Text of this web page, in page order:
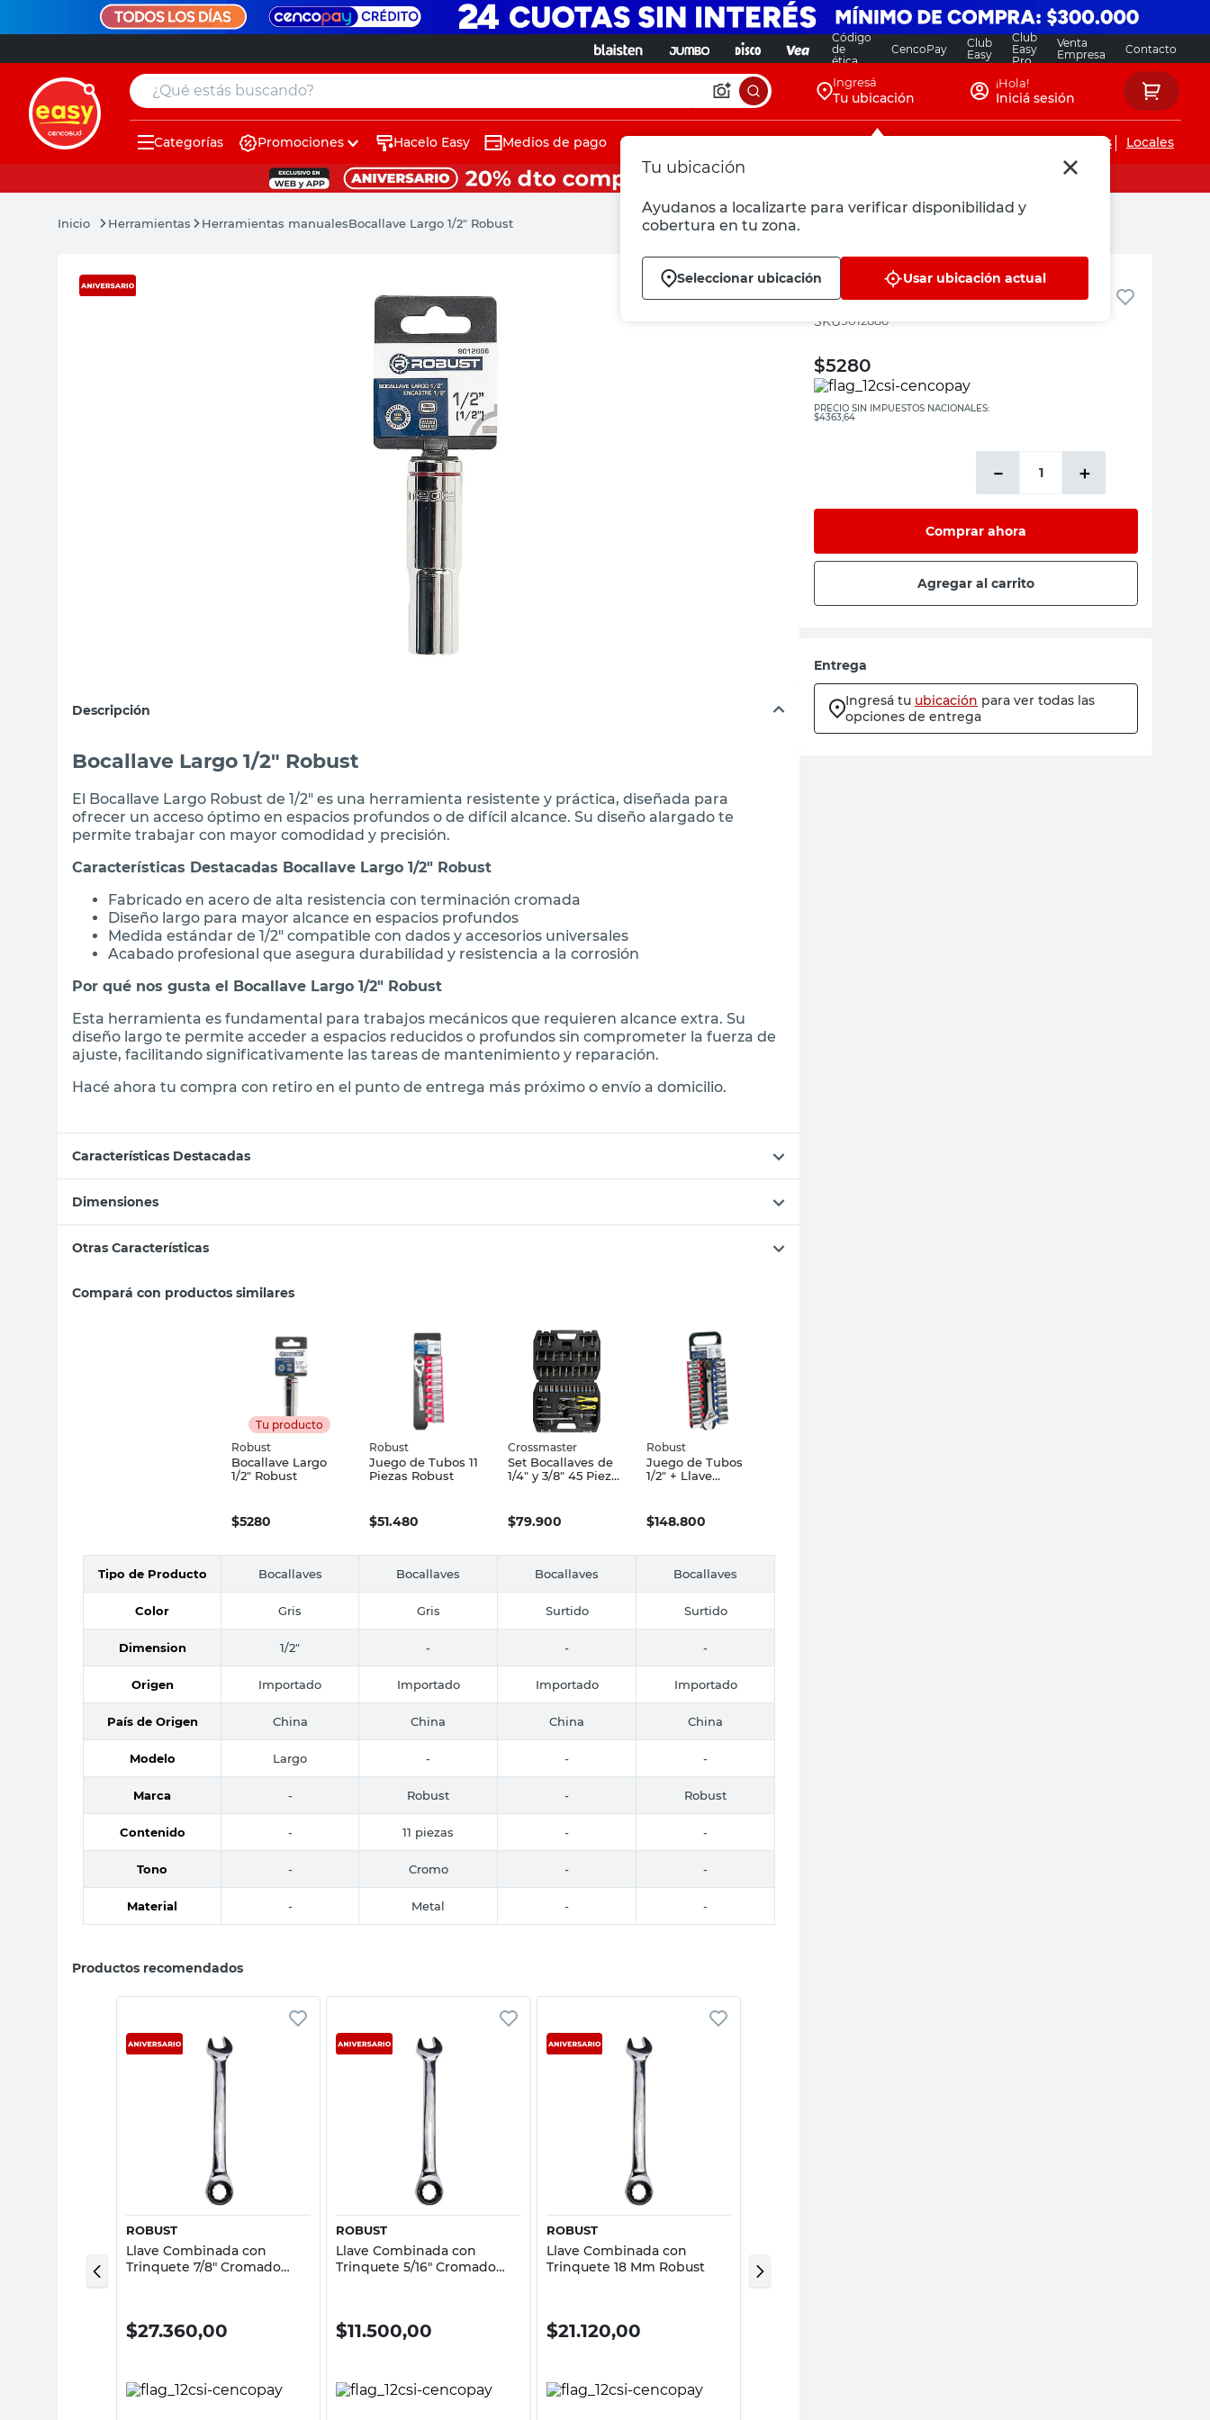
Código
de
ética
CencoPay
Club
Easy
Club
Easy
Pro
Venta
Empresa
Contacto
¿Qué estás buscando? Ingresá
Tu ubicación
Tu ubicación
Ayudanos a localizarte para verificar disponibilidad y
cobertura en tu zona.
Seleccionar ubicación Usar ubicación actual
¡Hola!
Iniciá sesión
Categorías Promociones Hacelo Easy Medios de pago Servicios de instalaciones Locales
Herramientas Herramientas manualesBocallave Largo 1/2" Robust
Descripción
Bocallave Largo 1/2" Robust
El Bocallave Largo Robust de 1/2" es una herramienta resistente y práctica, diseñada para
ofrecer un acceso óptimo en espacios profundos o de difícil alcance. Su diseño alargado te
permite trabajar con mayor comodidad y precisión.
Características Destacadas Bocallave Largo 1/2" Robust
Fabricado en acero de alta resistencia con terminación cromada
Diseño largo para mayor alcance en espacios profundos
Medida estándar de 1/2" compatible con dados y accesorios universales
Acabado profesional que asegura durabilidad y resistencia a la corrosión
Por qué nos gusta el Bocallave Largo 1/2" Robust
Esta herramienta es fundamental para trabajos mecánicos que requieren alcance extra. Su
diseño largo te permite acceder a espacios reducidos o profundos sin comprometer la fuerza de
ajuste, facilitando significativamente las tareas de mantenimiento y reparación.
Hacé ahora tu compra con retiro en el punto de entrega más próximo o envío a domicilio.
Características Destacadas
Dimensiones
Otras Características
Compará con productos similares
Tu producto
Robust
Bocallave Largo
1/2" Robust
$5280
Robust
Juego de Tubos 11
Piezas Robust
$51.480
Crossmaster
Set Bocallaves de
1/4" y 3/8" 45 Piezas
$79.900
Robust
Juego de Tubos
1/2" + Llave
$148.800
Tipo de Producto Bocallaves Bocallaves Bocallaves Bocallaves
Color Gris Gris Surtido Surtido
Dimension 1/2" - - -
Origen Importado Importado Importado Importado
País de Origen China China China China
Modelo Largo - - -
Marca - Robust - Robust
Contenido - 11 piezas - -
Tono - Cromo - -
Material - Metal - -
Productos recomendados
Vista rápida
ROBUST
Llave Combinada con
Trinquete 7/8" Cromado
$27.360,00
Vista rápida
ROBUST
Llave Combinada con
Trinquete 5/16" Cromado
$11.500,00
Vista rápida
ROBUST
Llave Combinada con
Trinquete 18 Mm Robust
$21.120,00
Piezas Robust
Robust
Bocallave Largo 1/2" Robust
:9012886
$5280
PRECIO SIN IMPUESTOS NACIONALES:
$4363,64
＋
－
Comprar ahora
Agregar al carrito
Entrega
Ingresá tu ubicación para ver todas las
opciones de entrega
muebles